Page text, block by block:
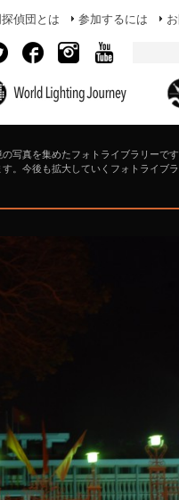
偵団とは 参加するには
写真を集めたフォトライブラリーで
。今後も拡大していくフォトライブ